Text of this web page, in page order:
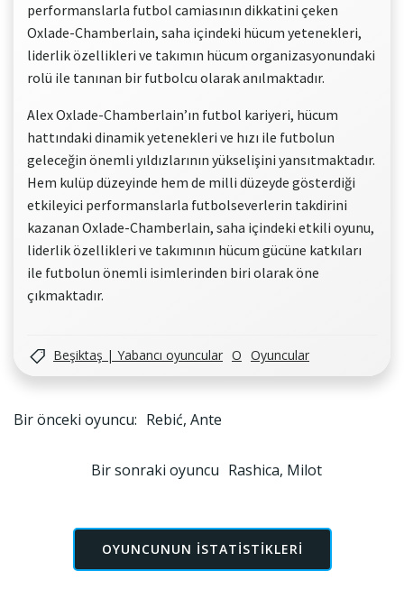
performanslarla futbol camiasının dikkatini çeken
Oxlade-Chamberlain, saha içindeki hücum yetenekleri,
liderlik özellikleri ve takımın hücum organizasyonundaki
rolü ile tanınan bir futbolcu olarak anılmaktadır.
Alex Oxlade-Chamberlain’ın futbol kariyeri, hücum
hattındaki dinamik yetenekleri ve hızı ile futbolun
geleceğin önemli yıldızlarının yükselişini yansıtmaktadır.
Hem kulüp düzeyinde hem de milli düzeyde gösterdiği
etkileyici performanslarla futbolseverlerin takdirini
kazanan Oxlade-Chamberlain, saha içindeki etkili oyunu,
liderlik özellikleri ve takımının hücum gücüne katkıları
ile futbolun önemli isimlerinden biri olarak öne
çıkmaktadır.
Beşiktaş | Yabancı oyuncular O Oyuncular
Yazı
gezinmesi
Bir önceki oyuncu: Rebić, Ante
Yazı
Bir sonraki oyuncu Rashica, Milot
OYUNCUNUN ISTATISTIKLERI